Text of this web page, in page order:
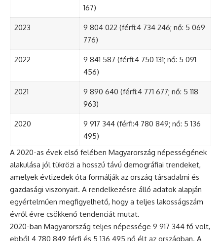
167)
2023
9 804 022 (férfi:4 734 246; nő: 5 069
776)
2022
9 841 587 (férfi:4 750 131; nő: 5 091
456)
2021
9 890 640 (férfi:4 771 677; nő: 5 118
963)
2020
9 917 344 (férfi:4 780 849; nő: 5 136
495)
A 2020-as évek első felében Magyarország népességének
alakulása jól tükrözi a hosszú távú demográfiai trendeket,
amelyek évtizedek óta formálják az ország társadalmi és
gazdasági viszonyait. A rendelkezésre álló adatok alapján
egyértelműen megfigyelhető, hogy a teljes lakosságszám
évről évre csökkenő tendenciát mutat.
2020-ban Magyarország teljes népessége 9 917 344 fő volt,
ebből 4 780 849 férfi és 5 136 495 nő élt az országban. A